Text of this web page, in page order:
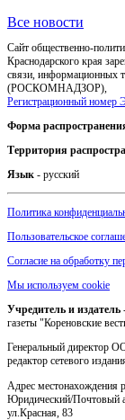
Все новости
Сайт общественно-
Краснодарского края
связи, информационных
(РОСКОМНАДЗОР),
Регистрационный
Форма
Территория
Язык - русский
Политика
Пользовательское
Согласие на обработку
Мы используем cookie
Учредитель и издатель
газеты "Кореновские
Генеральный директор
редактор сетевого
Адрес местонахождения
Юридический/Почтовый
ул.Красная, 83